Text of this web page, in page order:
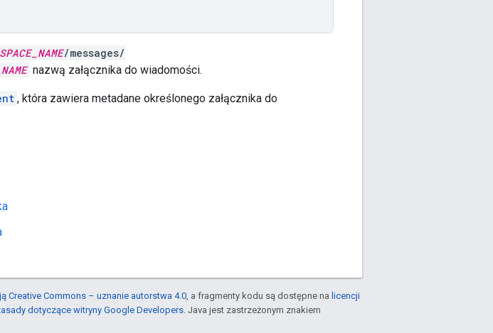
SPACE_NAME/messages/
nazwą załącznika do wiadomości.
, która zawiera metadane określonego załącznika do
Creative Commons – uznanie autorstwa 4.0 , a fragmenty kodu są dostępne na licencji
dotyczące witryny Google Developers . Java jest zastrzeżonym znakiem